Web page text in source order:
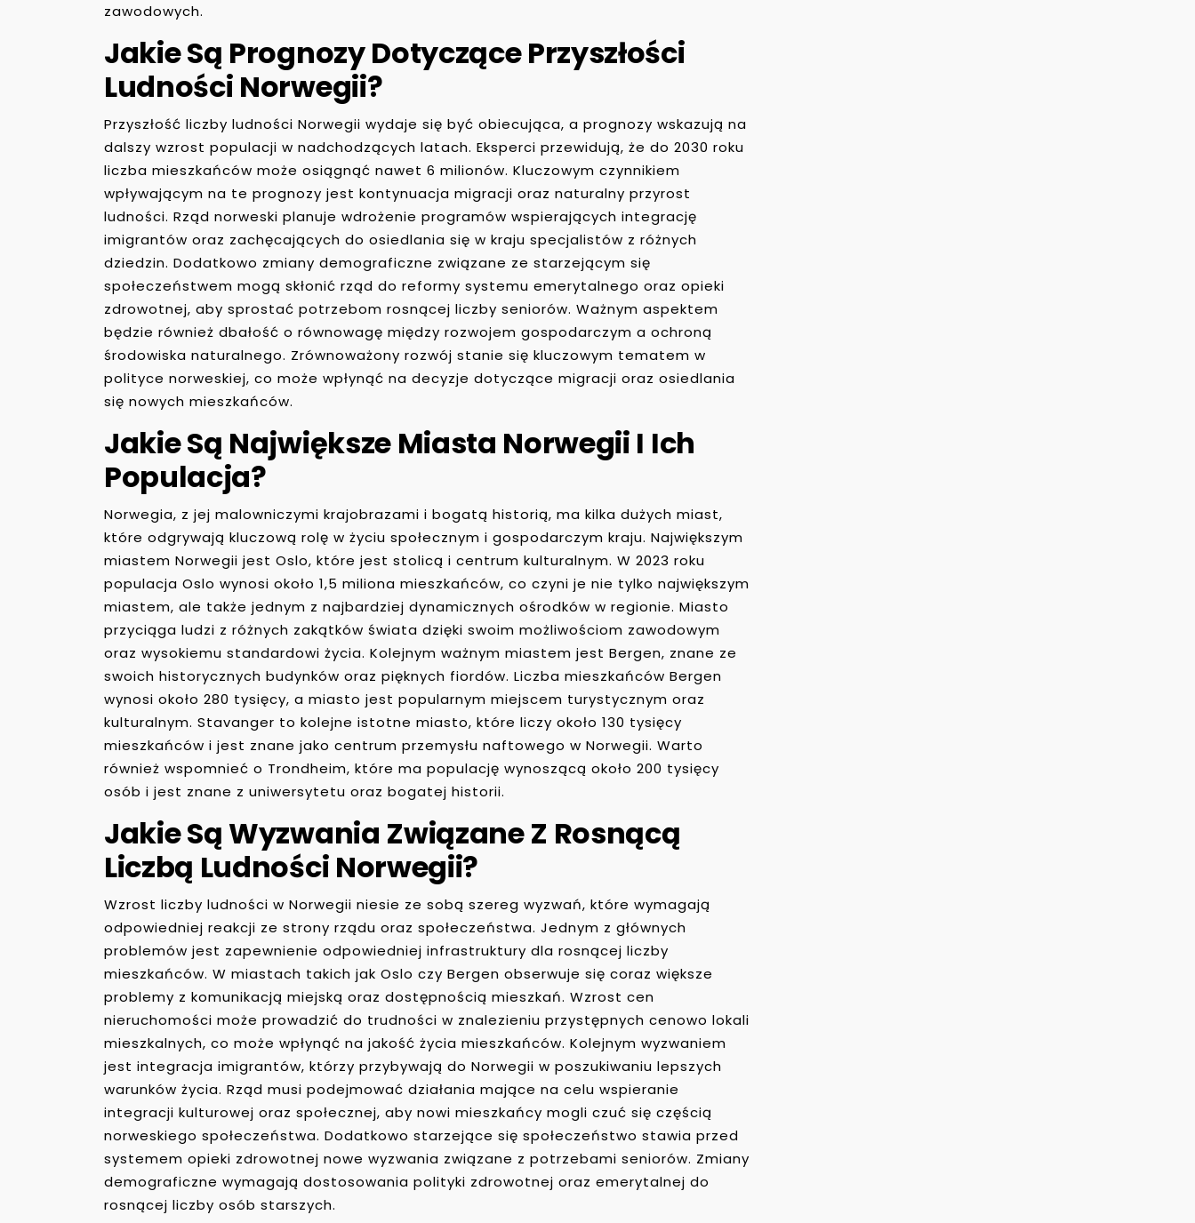
zawodowych.
Jakie Są Prognozy Dotyczące Przyszłości
Ludności Norwegii?
Przyszłość liczby ludności Norwegii wydaje się być obiecująca, a prognozy wskazują na
dalszy wzrost populacji w nadchodzących latach. Eksperci przewidują, że do 2030 roku
liczba mieszkańców może osiągnąć nawet 6 milionów. Kluczowym czynnikiem
wpływającym na te prognozy jest kontynuacja migracji oraz naturalny przyrost
ludności. Rząd norweski planuje wdrożenie programów wspierających integrację
imigrantów oraz zachęcających do osiedlania się w kraju specjalistów z różnych
dziedzin. Dodatkowo zmiany demograficzne związane ze starzejącym się
społeczeństwem mogą skłonić rząd do reformy systemu emerytalnego oraz opieki
zdrowotnej, aby sprostać potrzebom rosnącej liczby seniorów. Ważnym aspektem
będzie również dbałość o równowagę między rozwojem gospodarczym a ochroną
środowiska naturalnego. Zrównoważony rozwój stanie się kluczowym tematem w
polityce norweskiej, co może wpłynąć na decyzje dotyczące migracji oraz osiedlania
się nowych mieszkańców.
Jakie Są Największe Miasta Norwegii I Ich
Populacja?
Norwegia, z jej malowniczymi krajobrazami i bogatą historią, ma kilka dużych miast,
które odgrywają kluczową rolę w życiu społecznym i gospodarczym kraju. Największym
miastem Norwegii jest Oslo, które jest stolicą i centrum kulturalnym. W 2023 roku
populacja Oslo wynosi około 1,5 miliona mieszkańców, co czyni je nie tylko największym
miastem, ale także jednym z najbardziej dynamicznych ośrodków w regionie. Miasto
przyciąga ludzi z różnych zakątków świata dzięki swoim możliwościom zawodowym
oraz wysokiemu standardowi życia. Kolejnym ważnym miastem jest Bergen, znane ze
swoich historycznych budynków oraz pięknych fiordów. Liczba mieszkańców Bergen
wynosi około 280 tysięcy, a miasto jest popularnym miejscem turystycznym oraz
kulturalnym. Stavanger to kolejne istotne miasto, które liczy około 130 tysięcy
mieszkańców i jest znane jako centrum przemysłu naftowego w Norwegii. Warto
również wspomnieć o Trondheim, które ma populację wynoszącą około 200 tysięcy
osób i jest znane z uniwersytetu oraz bogatej historii.
Jakie Są Wyzwania Związane Z Rosnącą
Liczbą Ludności Norwegii?
Wzrost liczby ludności w Norwegii niesie ze sobą szereg wyzwań, które wymagają
odpowiedniej reakcji ze strony rządu oraz społeczeństwa. Jednym z głównych
problemów jest zapewnienie odpowiedniej infrastruktury dla rosnącej liczby
mieszkańców. W miastach takich jak Oslo czy Bergen obserwuje się coraz większe
problemy z komunikacją miejską oraz dostępnością mieszkań. Wzrost cen
nieruchomości może prowadzić do trudności w znalezieniu przystępnych cenowo lokali
mieszkalnych, co może wpłynąć na jakość życia mieszkańców. Kolejnym wyzwaniem
jest integracja imigrantów, którzy przybywają do Norwegii w poszukiwaniu lepszych
warunków życia. Rząd musi podejmować działania mające na celu wspieranie
integracji kulturowej oraz społecznej, aby nowi mieszkańcy mogli czuć się częścią
norweskiego społeczeństwa. Dodatkowo starzejące się społeczeństwo stawia przed
systemem opieki zdrowotnej nowe wyzwania związane z potrzebami seniorów. Zmiany
demograficzne wymagają dostosowania polityki zdrowotnej oraz emerytalnej do
rosnącej liczby osób starszych.